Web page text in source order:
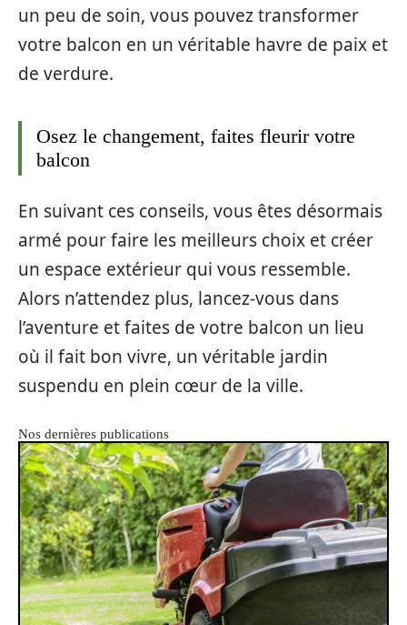
un peu de soin, vous pouvez transformer
votre balcon en un véritable havre de paix et
de verdure.
Osez le changement, faites fleurir votre
balcon
En suivant ces conseils, vous êtes désormais
armé pour faire les meilleurs choix et créer
un espace extérieur qui vous ressemble.
Alors n’attendez plus, lancez-vous dans
l’aventure et faites de votre balcon un lieu
où il fait bon vivre, un véritable jardin
suspendu en plein cœur de la ville.
Nos dernières publications